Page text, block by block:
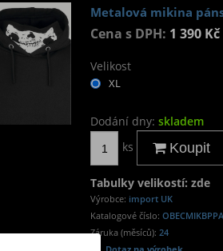
Metalová mikina
Cena s DPH: 1 390 Kč
Velikost
XL
Dodání dny: skladem
ks
Koupit
Tabulky velikostí: zde
Výrobce: import UK
Katalogové číslo:
Záruka (měsíců): 24